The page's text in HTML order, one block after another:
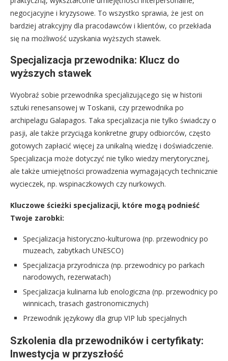
negocjacyjne i kryzysowe. To wszystko sprawia, że jest on
bardziej atrakcyjny dla pracodawców i klientów, co przekłada
się na możliwość uzyskania wyższych stawek.
Specjalizacja przewodnika: Klucz do
wyższych stawek
Wyobraź sobie przewodnika specjalizującego się w historii
sztuki renesansowej w Toskanii, czy przewodnika po
archipelagu Galapagos. Taka specjalizacja nie tylko świadczy o
pasji, ale także przyciąga konkretne grupy odbiorców, często
gotowych zapłacić więcej za unikalną wiedzę i doświadczenie.
Specjalizacja może dotyczyć nie tylko wiedzy merytorycznej,
ale także umiejętności prowadzenia wymagających technicznie
wycieczek, np. wspinaczkowych czy nurkowych.
Kluczowe ścieżki specjalizacji, które mogą podnieść
Twoje zarobki:
Specjalizacja historyczno-kulturowa (np. przewodnicy po
muzeach, zabytkach UNESCO)
Specjalizacja przyrodnicza (np. przewodnicy po parkach
narodowych, rezerwatach)
Specjalizacja kulinarna lub enologiczna (np. przewodnicy po
winnicach, trasach gastronomicznych)
Przewodnik językowy dla grup VIP lub specjalnych
Szkolenia dla przewodników i certyfikaty:
Inwestycja w przyszłość